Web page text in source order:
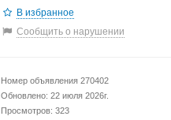
В избранное
Сообщить о нарушении
Номер объявления 270402
Обновлено: 22 июля 2026г.
Просмотров: 323